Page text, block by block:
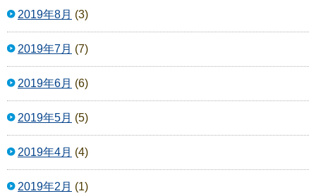
2019年8月 (3)
2019年7月 (7)
2019年6月 (6)
2019年5月 (5)
2019年4月 (4)
2019年2月 (1)